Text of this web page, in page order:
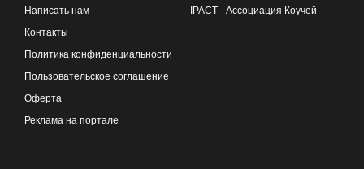
Написать нам
Контакты
Политика конфиденциальности
Пользовательское соглашение
Оферта
Реклама на портале
IPACT - Ассоциация Коучей